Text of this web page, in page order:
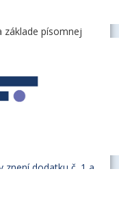
základe písomnej
štipendium
znení dodatku č. 1 a